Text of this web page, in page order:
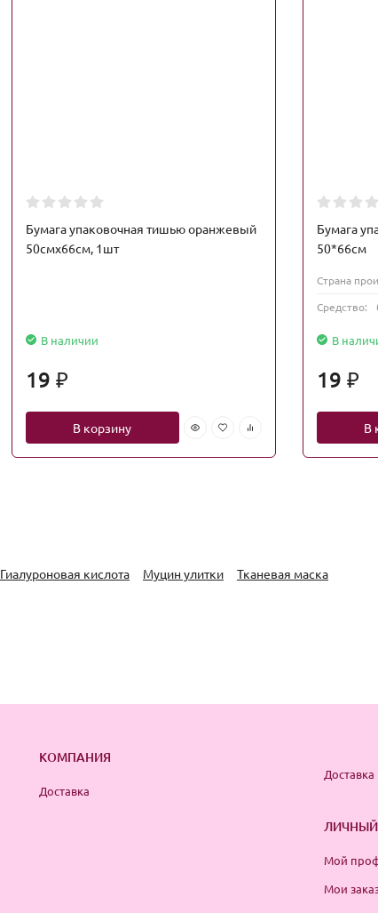
Бумага упаковочная тишью оранжевый
50смх66см, 1шт
В наличии
19 ₽
В корзину
Бумага
50*66см
Страна
Средство:
В
19 ₽
В
Гиалуроновая кислота Муцин улитки Тканевая маска
КОМПАНИЯ
Доставка
Доставка
Мой
Мои